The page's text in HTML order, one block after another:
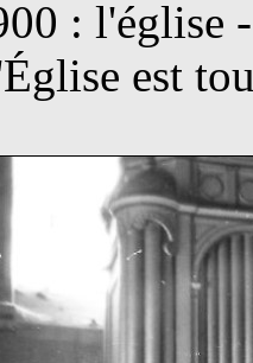
: l'église
est